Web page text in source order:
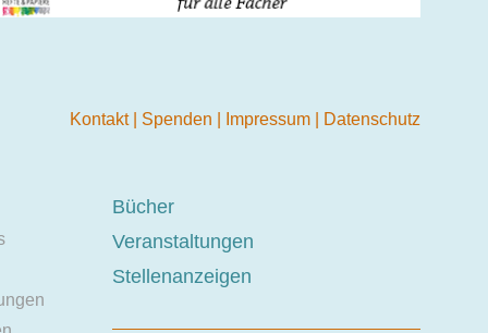
Kontakt Spenden Impressum Datenschutz
Bücher
Veranstaltungen
Stellenanzeigen